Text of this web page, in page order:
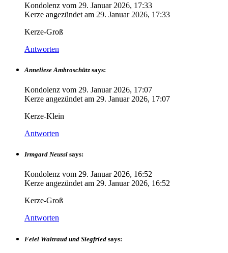
Kondolenz vom 29. Januar 2026, 17:33
Kerze angezündet am 29. Januar 2026, 17:33
Kerze-Groß
Antworten
Anneliese Ambroschütz says:
Kondolenz vom 29. Januar 2026, 17:07
Kerze angezündet am 29. Januar 2026, 17:07
Kerze-Klein
Antworten
Irmgard Neussl says:
Kondolenz vom 29. Januar 2026, 16:52
Kerze angezündet am 29. Januar 2026, 16:52
Kerze-Groß
Antworten
Feiel Waltraud und Siegfried says: